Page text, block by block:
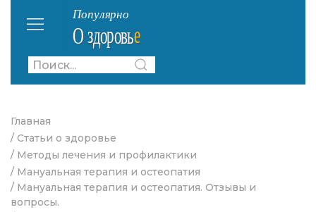
Главная
/ Статьи о здоровье
/ Методы лечения и профилактики
/ Мануальная терапия и остеопатия
/ Мануальная терапия и остеопатия. Отзывы и
вопросы.